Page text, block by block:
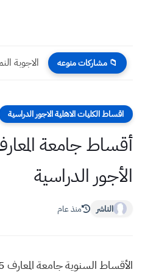
📁 مشاركات منوعه
اقساط الكليات الاهلية الاجور الدراسية
الأجور الدراسية
الناشر منذ عام